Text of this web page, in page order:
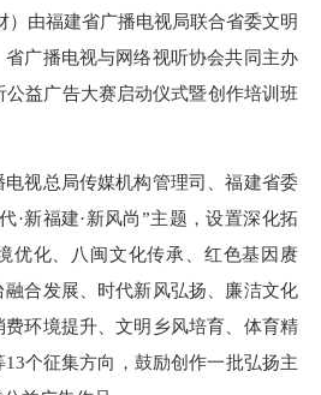
）由福建省广播电视局联合省委文明
广播电视与网络视听协会共同主办
公益广告大赛启动仪式暨创作培训班
视总局传媒机构管理司、福建省委
·新福建·新风尚”主题，设置深化拓
优化、八闽文化传承、红色基因赓
合发展、时代新风弘扬、廉洁文化
环境提升、文明乡风培育、体育精
个征集方向，鼓励创作一批弘扬主